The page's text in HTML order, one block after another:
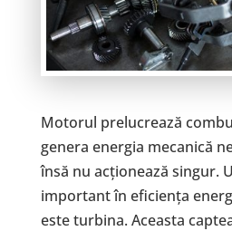
Motorul prelucrează
genera energia mecanică
însă nu acționează singur.
important în eficiența
este turbina. Aceasta